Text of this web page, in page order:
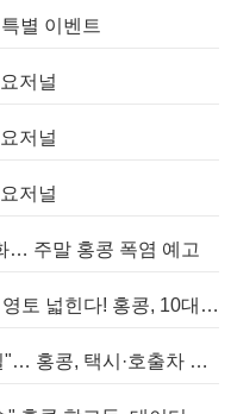
별 이벤트
저널
저널
저널
… 주말 홍콩 폭염 예고
[홍콩경제] 중국과 손잡고 금융 영토 넓힌다! 홍콩, 10대 신규 정책 발표
[홍콩사회] "네비만 믿다간 큰일"… 홍콩, 택시·호출차 통합 시험 도입하며 규제 본격화